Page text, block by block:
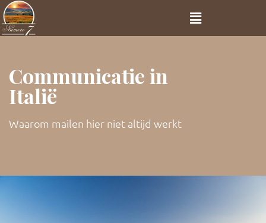
Communicatie in
Italië
Waarom mailen hier niet altijd werkt